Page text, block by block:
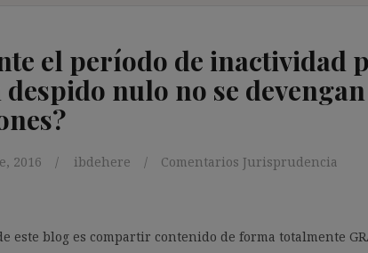
el período de inactividad
nulo no se devengan
2016 ibdehere Comentarios Jurisprudencia
este blog es compartir contenido de forma totalmente